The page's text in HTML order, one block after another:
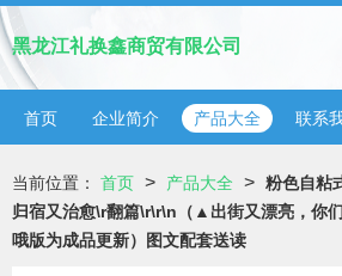
黑龙江礼换鑫商贸有限公司
首页 企业简介 产品大全 联系
当前位置： 首页 > 产品大全 > 粉色自粘
归宿又治愈\r翻篇\r\r\n（▲出街又漂亮，你
哦版为成品更新）图文配套送读